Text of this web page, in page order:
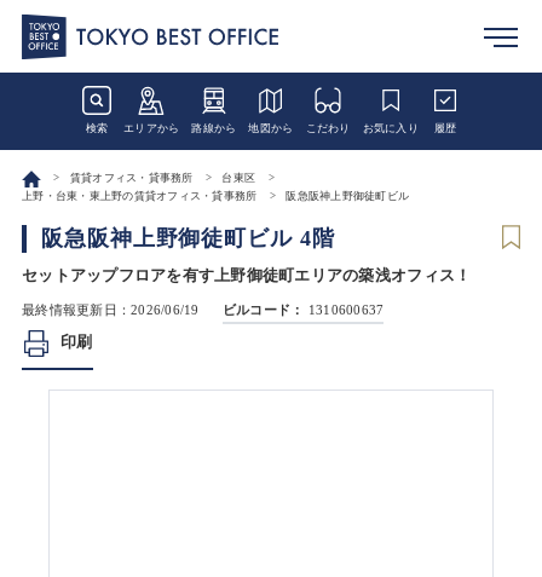
検索 エリアから 路線から 地図から こだわり お気に入り 履歴
賃貸オフィス・貸事務所
台東区
上野・台東・東上野の賃貸オフィス・貸事務所
阪急阪神上野御徒町ビル
阪急阪神上野御徒町ビル 4階
セットアップフロアを有す上野御徒町エリアの築浅オフィス！
最終情報更新日：2026/06/19 ビルコード： 1310600637
印刷